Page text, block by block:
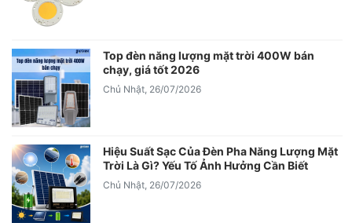
Top đèn năng lượng mặt trời 400W bán
chạy, giá tốt 2026
Chủ Nhật, 26/07/2026
Hiệu Suất Sạc Của Đèn Pha Năng Lượng Mặt
Trời Là Gì? Yếu Tố Ảnh Hưởng Cần Biết
Chủ Nhật, 26/07/2026